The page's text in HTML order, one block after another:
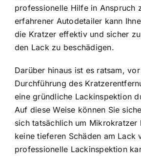
professionelle Hilfe in Anspruch
erfahrener Autodetailer kann
die Kratzer effektiv und sicher
den Lack zu beschädigen.
Darüber hinaus ist es ratsam,
Durchführung des
eine gründliche Lackinspektion
Auf diese Weise können Sie
sich tatsächlich um Mikrokratzer
keine tieferen Schäden am Lack
professionelle Lackinspektion